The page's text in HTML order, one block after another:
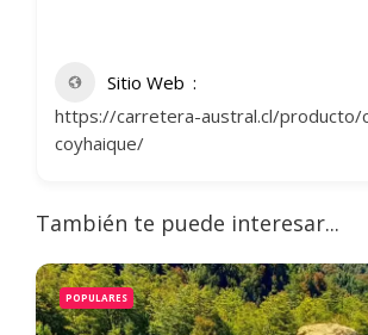
Sitio Web
https://carretera-austral.cl/producto/
coyhaique/
También te puede interesar...
POPULARES